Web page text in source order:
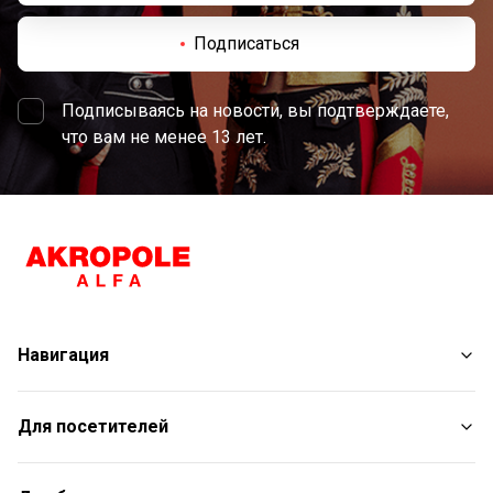
Подписаться
Подписываясь на новости, вы подтверждаете,
что вам не менее 13 лет.
Навигация
Услуги
Развлечения
Для посетителей